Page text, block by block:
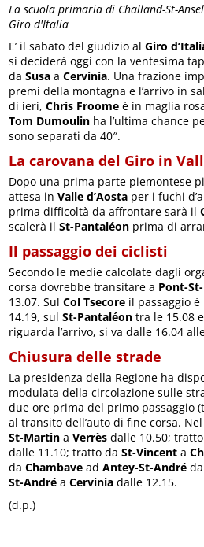
La scuola primaria di Challand-St-
Giro d'Italia
E’ il sabato del giudizio alGiro
si deciderà oggi con la ventesima
daSusa aCervinia. Una frazione
premi della montagna e l’arrivo in
di ieri,Chris Froome è in maglia
Tom Dumoulin ha l’ultima chance
sono separati da 40″.
La carovana del Giro in
Dopo una prima parte piemontese
attesa inValle d’Aosta per i fuchi
prima difficoltà da affrontare sarà il
scalerà ilSt-Pantaléon prima di
Il passaggio dei ciclisti
Secondo le medie calcolate dagli
corsa dovrebbe transitare a Pont-
13.07. SulCol Tsecore il passaggio
14.19, sulSt-Pantaléon tra le 15.08
riguarda l’arrivo, si va dalle 16.04
Chiusura delle strade
La presidenza della Regione ha
modulata della circolazione sulle
due ore prima del primo passaggio
al transito dell’auto di fine corsa.
St-Martin aVerrès dalle 10.50;
dalle 11.10; tratto daSt-Vincent a
daChambave adAntey-St-André
St-André aCervinia dalle 12.15.
(d.p.)